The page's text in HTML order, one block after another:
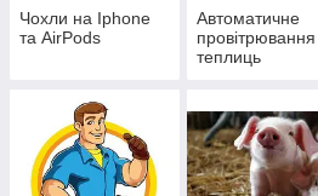
Чохли на Iphone
та AirPods
Автоматичне
провітрювання
теплиць